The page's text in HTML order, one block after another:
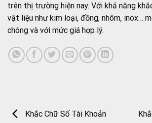
trên thị trường hiện nay. Với khả năng
vật liệu như kim loại, đồng, nhôm, inox…
chóng và với mức giá hợp lý.
Khắc Chữ Số Tài Khoản